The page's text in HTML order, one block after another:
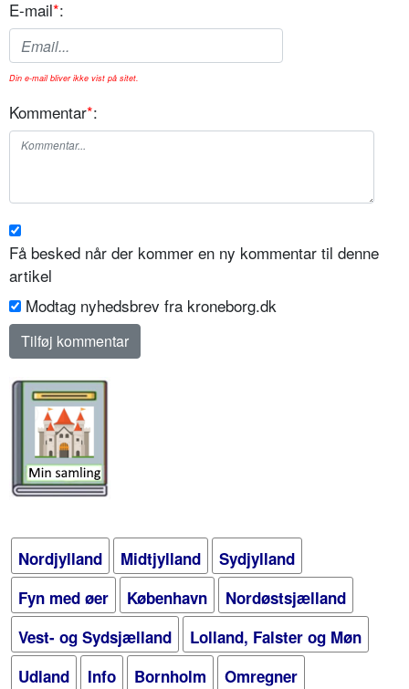
E-mail*:
Din e-mail bliver ikke vist på sitet.
Kommentar*:
Få besked når der kommer en ny kommentar til denne
artikel
Modtag nyhedsbrev fra kroneborg.dk
Nordjylland Midtjylland
Sydjylland
Fyn med øer
København
Nordøstsjælland
Vest- og Sydsjælland
Lolland, Falster og Møn
Udland
Info Bornholm
Omregner